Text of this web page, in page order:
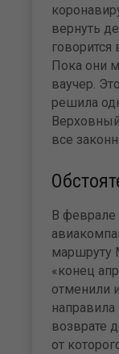
вернуть
говорится
Пока они
ваучер.
решила
все
В феврале
маршруту
«конец
отменили
возврате
от